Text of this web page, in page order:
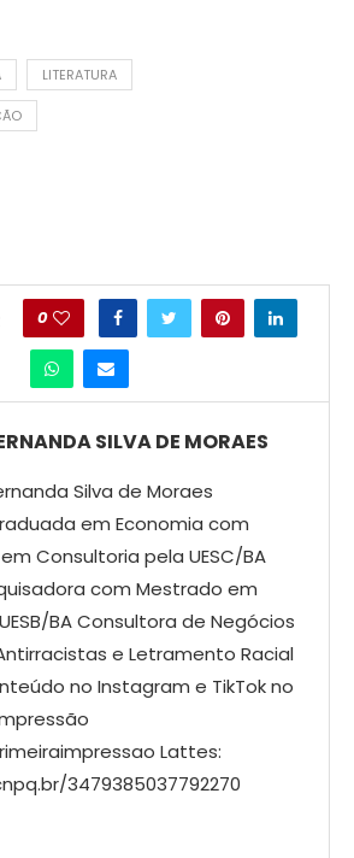
LITERATURA
0
SILVA DE MORAES
Silva de Moraes
em Economia com
Consultoria pela UESC/BA
com Mestrado em
BA Consultora de Negócios
e Letramento Racial
no Instagram e TikTok no
Lattes:
3479385037792270